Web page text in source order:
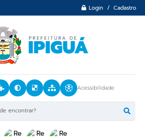
Login / Cadastro
Acessibilidade